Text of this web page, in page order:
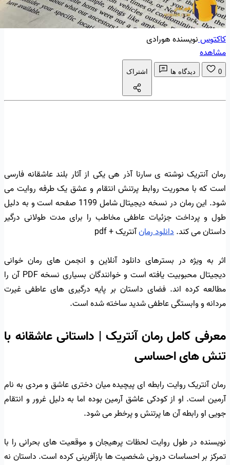
کاکتوسنویسنده هورادی
مشاهده
0 دیدگاه ها اشتراک
رمان آنتریک نوشته ی سارنا آذر هی یکی از آثار بلند عاشقانه فارسی
است که با محوریت روابط پرتنش انتقام و عشق یک طرفه روایت می
شود. این رمان در نسخه دیجیتال شامل 1199 صفحه است و به دلیل
طول و پرداخت جزئیات عاطفی مخاطب را برای مدت طولانی درگیر
داستان می کند.دانلود رمانآنتریک + pdf
اثر به ویژه در بسترهای دانلود آنلاین و انجمن های رمان خوانی
دیجیتال محبوبیت یافته است و خوانندگان بسیاری نسخه PDF آن را
مطالعه کرده اند. فضای داستان بر پایه درگیری های عاطفی غیرت
مردانه و وابستگی عاطفی شدید ساخته شده است.
معرفی کامل رمان آنتریک | داستانی عاشقانه با
تنش های احساسی
رمان آنتریک روایت رابطه ای پیچیده میان دختری عاشق و مردی به نام
آرمین است. او از کودکی عاشق آرمین بوده اما به دلیل غرور و انتقام
جویی او رابطه آن ها پرتنش و پرخطر می شود.
نویسنده در طول روایت لحظات پرهیجان و موقعیت های بحرانی را با
تمرکز بر احساسات درونی شخصیت ها بازآفرینی کرده است. داستان نه